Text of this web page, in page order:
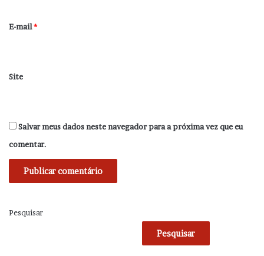
*
E-mail*
Site
Salvar meus dados neste navegador para a próxima vez que eu
comentar.
Pesquisar
Pesquisar